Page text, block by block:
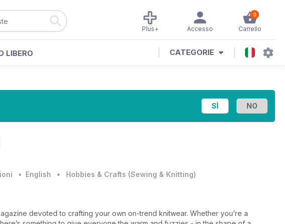
0
Carrello
Accesso
Plus+
LIBERO CATEGORIE
• English • Hobbies & Crafts (Sewing & Knitting)
devoted to crafting your own on-trend knitwear. Whether you’re a